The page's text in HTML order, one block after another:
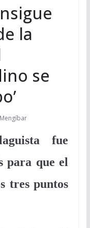
la
se
fue
para que el
tres puntos